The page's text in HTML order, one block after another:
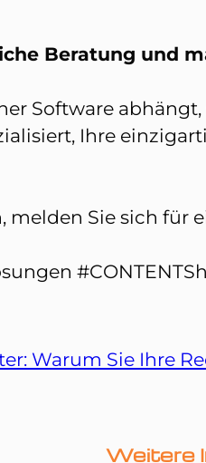
Beratung und
Software
Ihre
Sie sich für
Warum Sie Ihre
Weitere